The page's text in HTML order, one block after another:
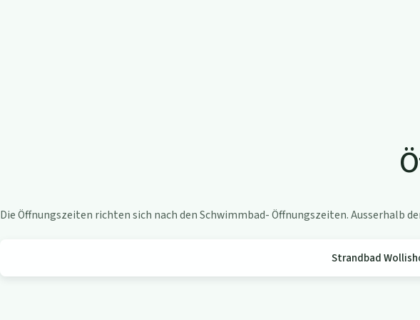
r
a
Die Öffnungszeiten richten sich nach den Schwimmbad- Öffnungszeiten. Ausserhalb
Strandbad